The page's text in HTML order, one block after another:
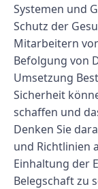
Systemen und
Schutz der
Mitarbeitern
Befolgung von
Umsetzung
Sicherheit
schaffen und
Denken Sie
und Richtlinien
Einhaltung der
Belegschaft zu